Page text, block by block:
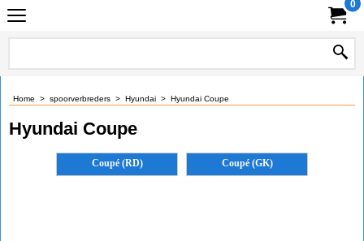
0
Home > spoorverbreders > Hyundai > Hyundai Coupe
Hyundai Coupe
Coupé (RD) Coupé (GK)